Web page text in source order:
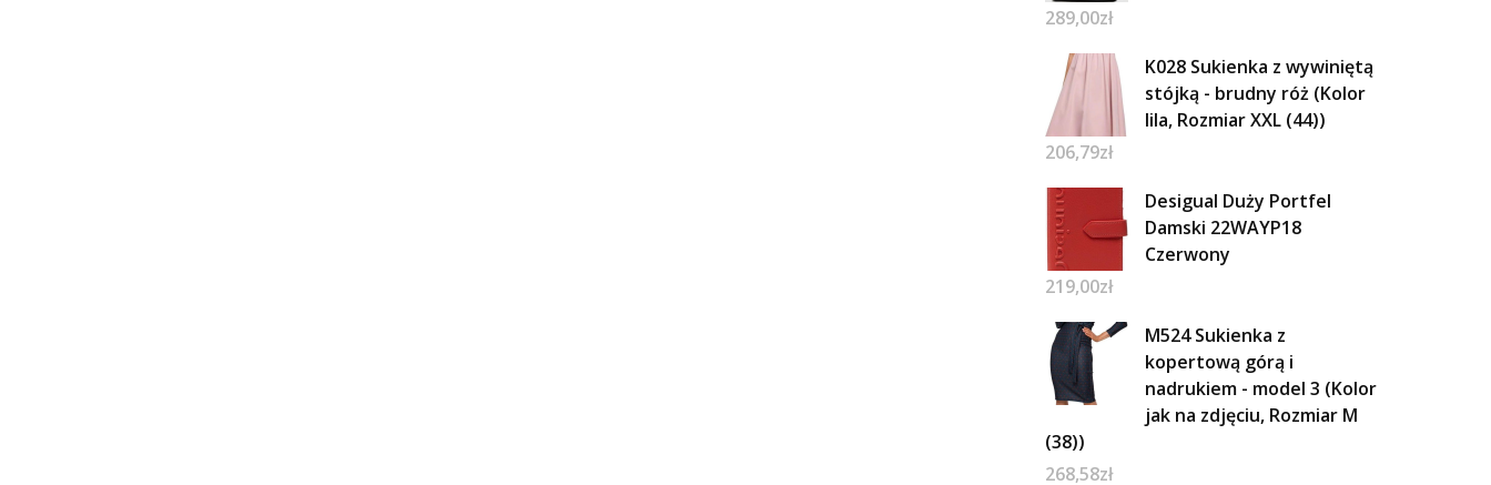
289,00zł
K028 Sukienka z wywiniętą
stójką - brudny róż (Kolor
lila, Rozmiar XXL (44))
206,79zł
Desigual Duży Portfel
Damski 22WAYP18
Czerwony
219,00zł
M524 Sukienka z
kopertową górą i
nadrukiem - model 3 (Kolor
jak na zdjęciu, Rozmiar M
(38))
268,58zł